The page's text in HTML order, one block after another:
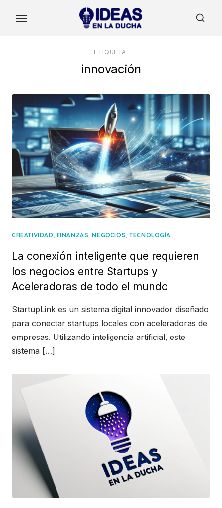
ETIQUETA:
innovación
CREATIVIDAD, FINANZAS,NEGOCIOS,TECNOLOGÍA
La conexión inteligente que requieren
los negocios entre Startups y
Aceleradoras de todo el mundo
StartupLink es un sistema digital innovador diseñado
para conectar startups locales con aceleradoras de
empresas. Utilizando inteligencia artificial, este
sistema […]